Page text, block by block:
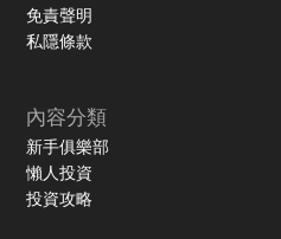
免責聲明
私隱條款
內容分類
新手俱樂部
懶人投資
投資攻略